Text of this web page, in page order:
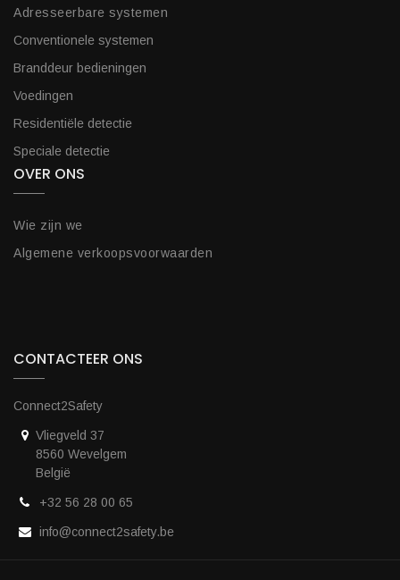
Adresseerbare systemen
Conventionele systemen
Branddeur bedieningen
Voedingen
Residentiële detectie
Speciale detectie
OVER ONS
Wie zijn we
Algemene verkoopsvoorwaarden
CONTACTEER ONS
Connect2Safety
Vliegveld 37
8560 Wevelgem
België
+32 56 28 00 65
info@connect2safety.be